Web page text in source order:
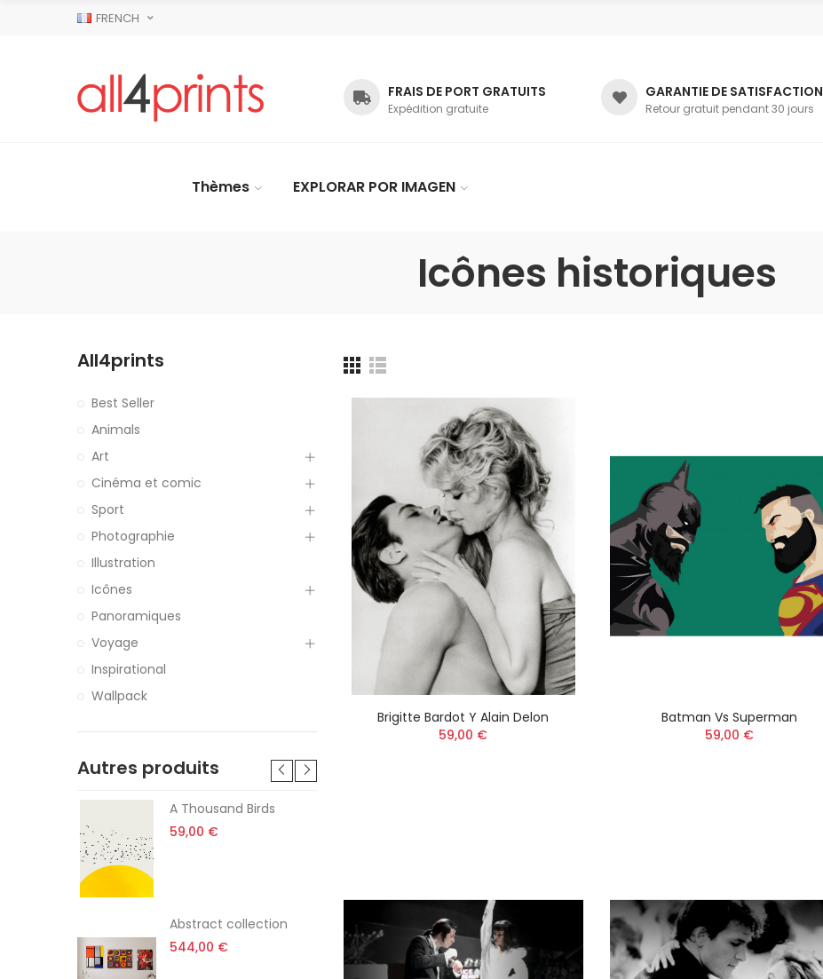
FRENCH
FRAIS DE PORT GRATUITS
Expédition gratuite
GARANTIE DE SATISFACTION
Retour gratuit pendant 30 jours
Thèmes EXPLORAR POR IMAGEN
Icônes historiques
Brigitte Bardot Y Alain Delon
59,00 €
Batman Vs Superman
59,00 €
All4prints
Best Seller
Animals
Art
Cinéma et comic
Sport
Photographie
Illustration
Icônes
Panoramiques
Voyage
Inspirational
Wallpack
Autres produits
A Thousand Birds
59,00 €
Abstract collection
544,00 €
Alain Delon
59,00 €
Abstract collection
544,00 €